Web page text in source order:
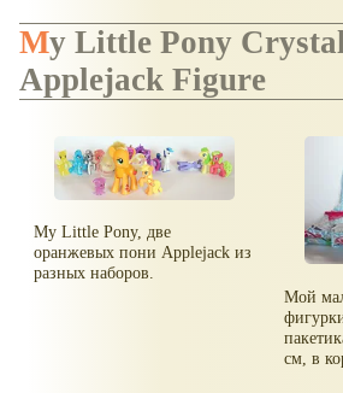
My Little Pony Crystal Motion
Applejack Figure
My Little Pony, две
оранжевых пони Applejack из
разных наборов.
Мой
см, в